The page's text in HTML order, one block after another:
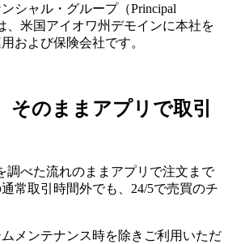
シャル・グループ（Principal
、米国アイオワ州デモインに本社を
および保険会社です。
そのままアプリで取引
調べた流れのままアプリで注文まで
常取引時間外でも、24/5で売買のチ
メンテナンス時を除きご利用いただ